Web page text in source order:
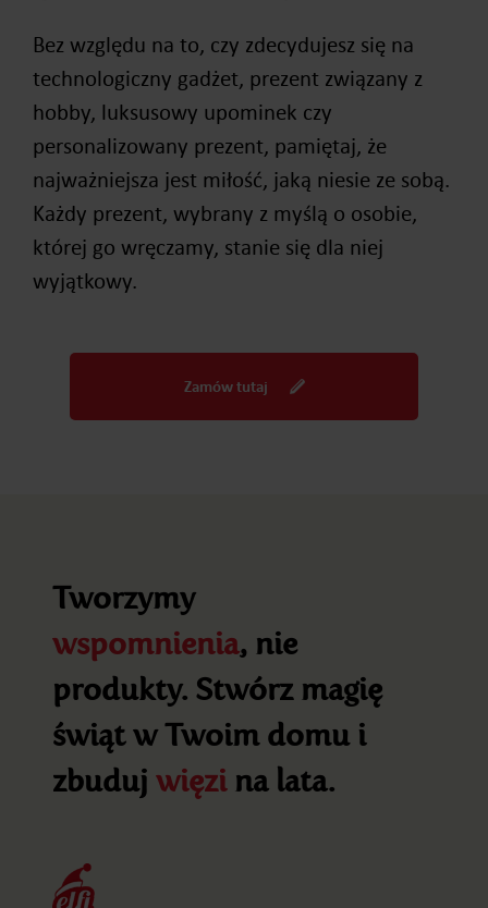
Bez względu na to, czy zdecydujesz się na
technologiczny gadżet, prezent związany z
hobby, luksusowy upominek czy
personalizowany prezent, pamiętaj, że
najważniejsza jest miłość, jaką niesie ze sobą.
Każdy prezent, wybrany z myślą o osobie,
której go wręczamy, stanie się dla niej
wyjątkowy.
Zamów tutaj
Tworzymy
wspomnienia, nie
produkty. Stwórz magię
świąt w Twoim domu i
zbuduj więzina lata.